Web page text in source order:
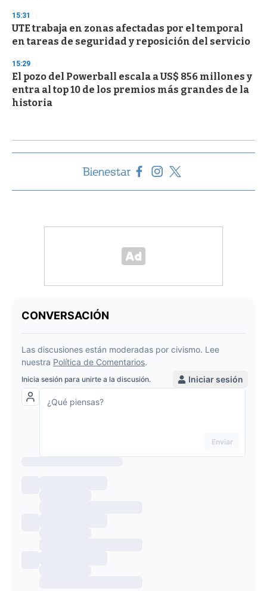
15:31
UTE trabaja en zonas afectadas por el temporal
en tareas de seguridad y reposición del servicio
15:29
El pozo del Powerball escala a US$ 856 millones y
entra al top 10 de los premios más grandes de la
historia